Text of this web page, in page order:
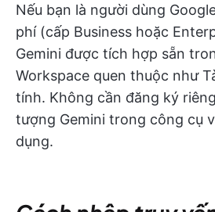
Nếu bạn là người dùng
phí (cấp Business hoặc
Gemini được tích hợp sẵn
Workspace quen thuộc như
tính. Không cần đăng ký
tượng Gemini trong công cụ
dụng.